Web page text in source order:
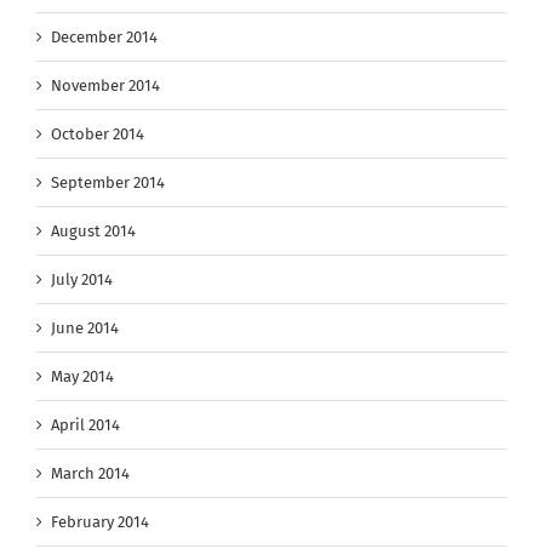
December 2014
November 2014
October 2014
September 2014
August 2014
July 2014
June 2014
May 2014
April 2014
March 2014
February 2014